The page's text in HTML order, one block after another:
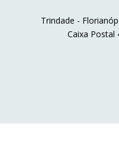
Trindade -
Caixa Postal